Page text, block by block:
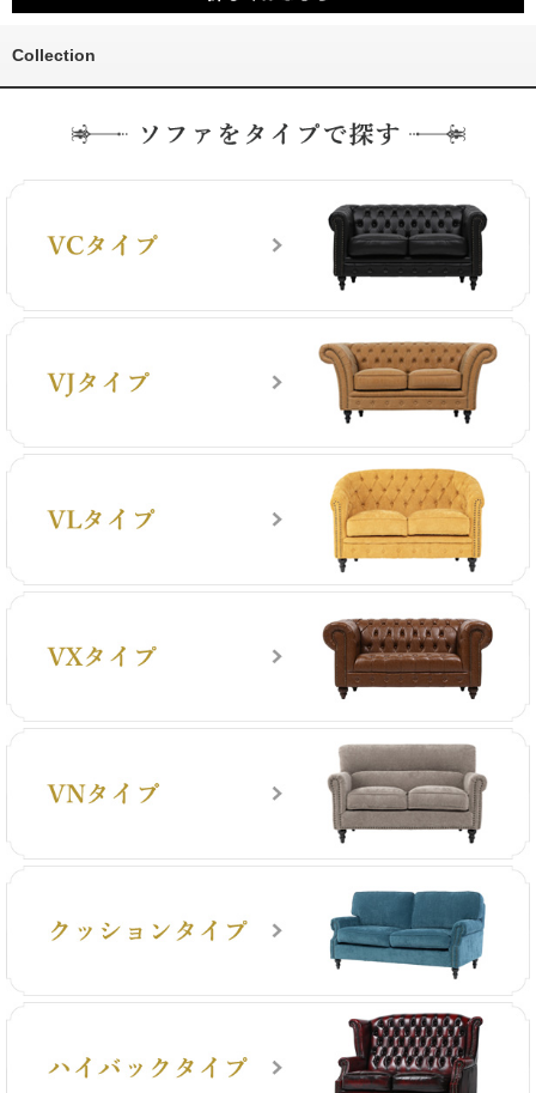
Collection